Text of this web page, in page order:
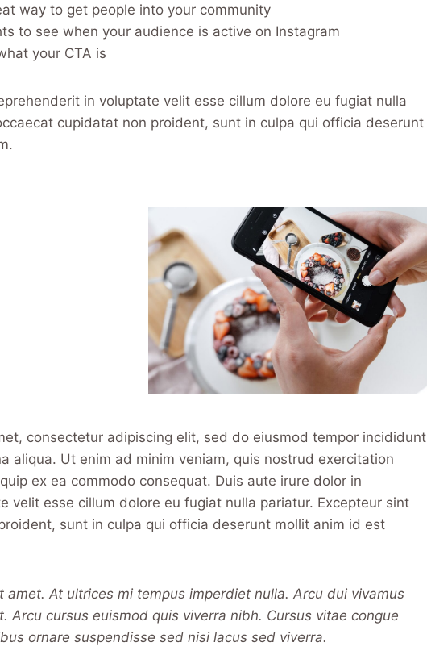
way to get people into your community
to see when your audience is active on Instagram
your CTA is
in voluptate velit esse cillum dolore eu fugiat nulla
cupidatat non proident, sunt in culpa qui officia deserunt
consectetur adipiscing elit, sed do eiusmod tempor incididunt
aliqua. Ut enim ad minim veniam, quis nostrud exercitation
ex ea commodo consequat. Duis aute irure dolor in
velit esse cillum dolore eu fugiat nulla pariatur. Excepteur sint
sunt in culpa qui officia deserunt mollit anim id est
amet. At ultrices mi tempus imperdiet nulla. Arcu dui vivamus
Arcu cursus euismod quis viverra nibh. Cursus vitae congue
ornare suspendisse sed nisi lacus sed viverra.